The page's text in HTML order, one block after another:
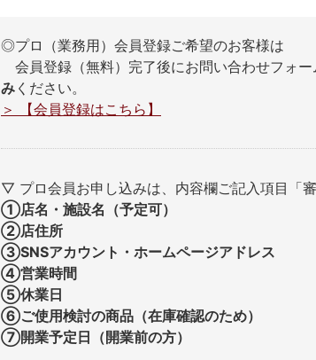
◎プロ（業務用）会員登録ご希望のお客様は
会員登録（無料）完了後にお問い合わせフォー
み ください。
＞ 【会員登録はこちら】
▽ プロ会員お申し込みは、内容欄ご記入項目
①店名・施設名（予定可）
②店住所
③SNSアカウント・ホームページアドレス
④営業時間
⑤休業日
⑥ご使用検討の商品（在庫確認のため）
⑦開業予定日（開業前の方）